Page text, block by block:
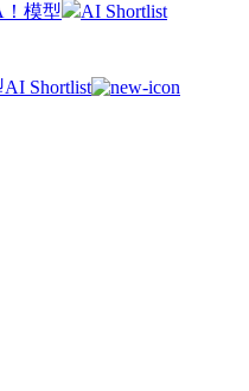
！模型
AI Shortlist
AI Shortlist